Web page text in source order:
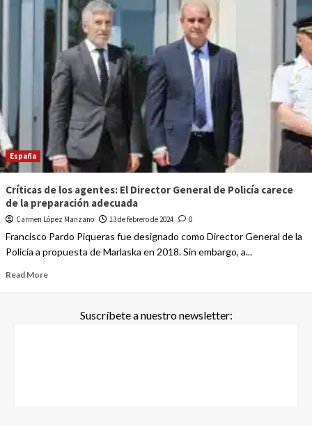
España
Críticas de los agentes: El Director General de Policía carece
de la preparación adecuada
Carmen López Manzano 13 de febrero de 2024 0
Francisco Pardo Piqueras fue designado como Director General de la
Policía a propuesta de Marlaska en 2018. Sin embargo, a...
Read More
Suscríbete a nuestro newsletter: